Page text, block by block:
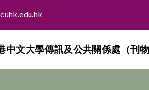
中文大學傳訊及公共關係處（刊物